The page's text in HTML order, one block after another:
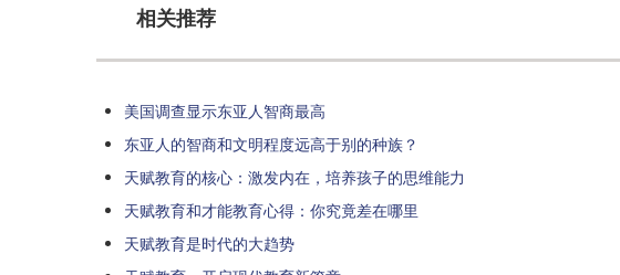
相关推荐
美国调查显示东亚人智商最高
东亚人的智商和文明程度远高于别的种族？
天赋教育的核心：激发内在，培养孩子的思维能力
天赋教育和才能教育心得：你究竟差在哪里
天赋教育是时代的大趋势